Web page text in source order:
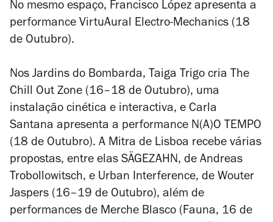
No mesmo espaço, Francisco López apresenta a
performance VirtuAural Electro-Mechanics (18
de Outubro).
Nos Jardins do Bombarda, Taiga Trigo cria The
Chill Out Zone (16–18 de Outubro), uma
instalação cinética e interactiva, e Carla
Santana apresenta a performance N(A)O TEMPO
(18 de Outubro). A Mitra de Lisboa recebe várias
propostas, entre elas SÄGEZAHN, de Andreas
Trobollowitsch, e Urban Interference, de Wouter
Jaspers (16–19 de Outubro), além de
performances de Merche Blasco (Fauna, 16 de